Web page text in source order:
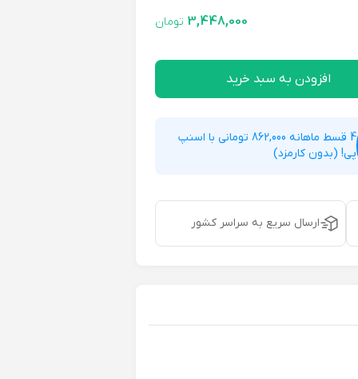
3,448,000 تومان
افزودن به سبد خرید
4 قسط ماهانه 862,000 تومانی با اسنپ
پی! (بدون کارمزد)
ارسال سریع به سراسر کشور